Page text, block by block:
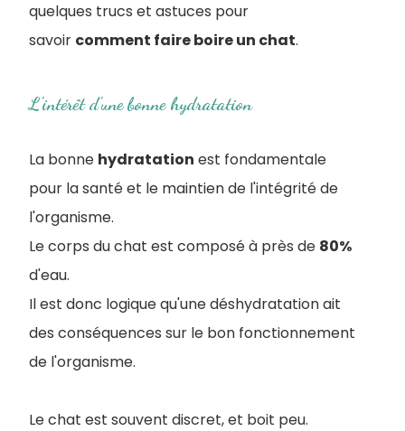
quelques trucs et astuces pour
savoir comment faire boire un chat.
L'intérêt d'une bonne hydratation
La bonne hydratation est fondamentale
pour la santé et le maintien de l'intégrité de
l'organisme.
Le corps du chat est composé à près de 80%
d'eau.
Il est donc logique qu'une déshydratation ait
des conséquences sur le bon fonctionnement
de l'organisme.
Le chat est souvent discret, et boit peu.